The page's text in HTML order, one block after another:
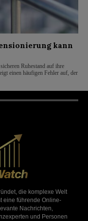
kann
Ruhestand auf ihre
einen häufigen Fehler auf, der
die komplexe Welt
eine führende Online-
Nachrichten,
und Personen